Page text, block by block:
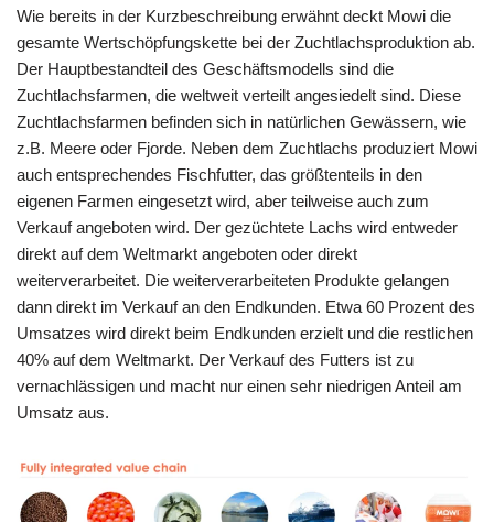
Wie bereits in der Kurzbeschreibung erwähnt deckt Mowi die
gesamte Wertschöpfungskette bei der Zuchtlachsproduktion ab.
Der Hauptbestandteil des Geschäftsmodells sind die
Zuchtlachsfarmen, die weltweit verteilt angesiedelt sind. Diese
Zuchtlachsfarmen befinden sich in natürlichen Gewässern, wie
z.B. Meere oder Fjorde. Neben dem Zuchtlachs produziert Mowi
auch entsprechendes Fischfutter, das größtenteils in den
eigenen Farmen eingesetzt wird, aber teilweise auch zum
Verkauf angeboten wird. Der gezüchtete Lachs wird entweder
direkt auf dem Weltmarkt angeboten oder direkt
weiterverarbeitet. Die weiterverarbeiteten Produkte gelangen
dann direkt im Verkauf an den Endkunden. Etwa 60 Prozent des
Umsatzes wird direkt beim Endkunden erzielt und die restlichen
40% auf dem Weltmarkt. Der Verkauf des Futters ist zu
vernachlässigen und macht nur einen sehr niedrigen Anteil am
Umsatz aus.